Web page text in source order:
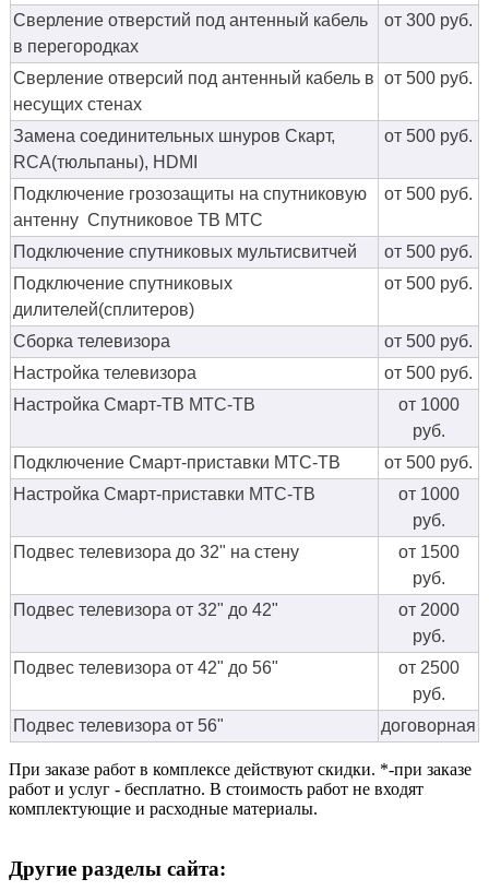
Сверление отверстий под антенный кабель
в перегородках
от 300 руб.
Сверление отверсий под антенный кабель в
несущих стенах
от 500 руб.
Замена соединительных шнуров Скарт,
RCA(тюльпаны), HDMI
от 500 руб.
Подключение грозозащиты на спутниковую
антенну Спутниковое ТВ МТС
от 500 руб.
Подключение спутниковых мультисвитчей
от 500 руб.
Подключение спутниковых
дилителей(сплитеров)
от 500 руб.
Сборка телевизора
от 500 руб.
Настройка телевизора
от 500 руб.
Настройка Смарт-ТВ МТС-ТВ
от 1000
руб.
Подключение Смарт-приставки МТС-ТВ
от 500 руб.
Настройка Смарт-приставки МТС-ТВ
от 1000
руб.
Подвес телевизора до 32" на стену
от 1500
руб.
Подвес телевизора от 32" до 42"
от 2000
руб.
Подвес телевизора от 42" до 56"
от 2500
руб.
Подвес телевизора от 56"
договорная
При заказе работ в комплексе действуют скидки. *-при заказе
работ и услуг - бесплатно. В стоимость работ не входят
комплектующие и расходные материалы.
Другие разделы сайта: